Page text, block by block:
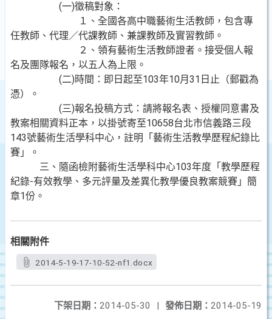
(一)徵稿對象：
１、全國各高中職藝術生活教師，包含專
任教師、代理／代課教師、兼課教師及實習教師。
２、領有藝術生活教師證者。接受個人報
名及團隊報名，以五人為上限。
(二)時間：即日起至103年10月31日止（郵戳為
憑）。
(三)報名投稿方式：請將報名表、授權同意書及
教案相關資料正本，以掛號寄至10658台北市信義路三段
143號藝術生活學科中心，註明「藝術生活教學歷程紀錄比
賽」。
三、隨函檢附藝術生活學科中心103年度「教學歷程
紀錄-有效教學、多元評量及差異化教學優良教案競賽」簡
章1份。
相關附件
2014-5-19-17-10-52-nf1.docx
發佈日期： 2014-05-19
下架日期： 2014-05-30
|